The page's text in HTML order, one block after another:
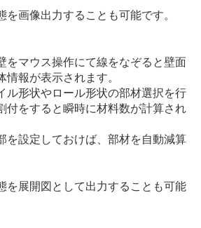
画像出力することも可能です。
をマウス操作にて線をなぞると壁面
報が表示されます。
ル形状やロール形状の部材選択を行
付をすると瞬時に材料数が計算され
を設定しておけば、部材を自動減算
を展開図として出力することも可能